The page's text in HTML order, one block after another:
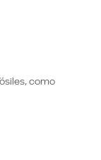
como